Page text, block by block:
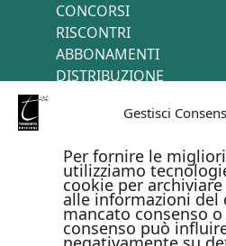
Gestisci
Per fornire le
utilizziamo
cookie per
alle informazioni del
mancato consenso
consenso può
CONCORSI
RISCONTRI
ABBONAMENTI
DISTRIBUZIONE
PAGAMENTI ONLINE